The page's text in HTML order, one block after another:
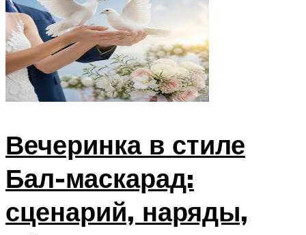
Вечеринка в стиле
Бал-маскарад:
сценарий, наряды,